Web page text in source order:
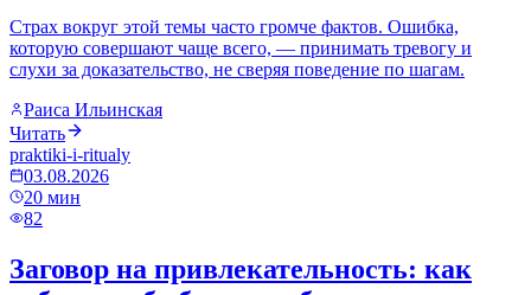
Страх вокруг этой темы часто громче фактов. Ошибка,
которую совершают чаще всего, — принимать тревогу и
слухи за доказательство, не сверяя поведение по шагам.
Раиса Ильинская
Читать
praktiki-i-ritualy
03.08.2026
20 мин
82
Заговор на привлекательность: как